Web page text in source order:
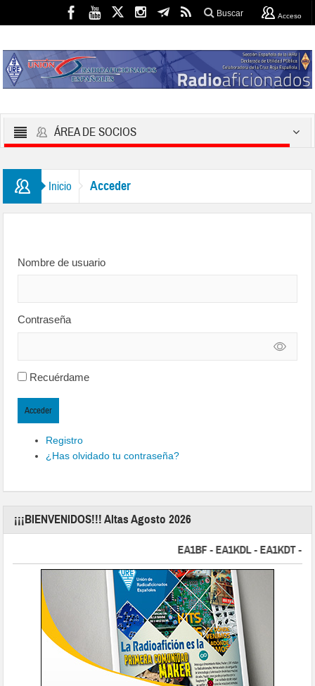
Buscar Acceso
ÁREA DE SOCIOS
Inicio Acceder
Nombre de usuario
Contraseña
Recuérdame
Acceder
Registro
¿Has olvidado tu contraseña?
¡¡¡BIENVENIDOS!!! Altas Agosto 2026
EA1BF - EA1KDL - EA1KDT -